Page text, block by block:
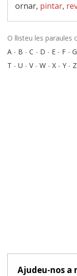
ornar, pintar,
O llisteu les paraules
A - B - C - D - E - F - G
T - U - V- W - X - Y - Z
Ajudeu-nos a